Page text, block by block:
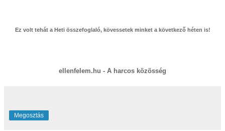
Ez volt tehát a Heti összefoglaló, kövessetek minket a következő héten is!
ellenfelem.hu - A harcos közösség
Megosztás